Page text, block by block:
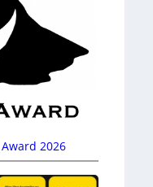
2026